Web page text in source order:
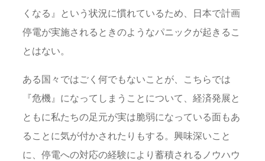
くなる』という状況に慣れているため、日本で計画
停電が実施されるときのようなパニックが起きるこ
とはない。
ある国々ではごく何でもないことが、こちらでは
『危機』になってしまうことについて、経済発展と
ともに私たちの足元が実は脆弱になっている面もあ
ることに気が付かされたりもする。興味深いこと
に、停電への対応の経験により蓄積されるノウハウ